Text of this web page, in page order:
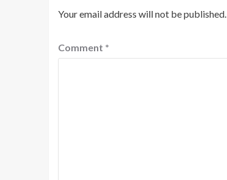
Your email address will not be published.
Comment *